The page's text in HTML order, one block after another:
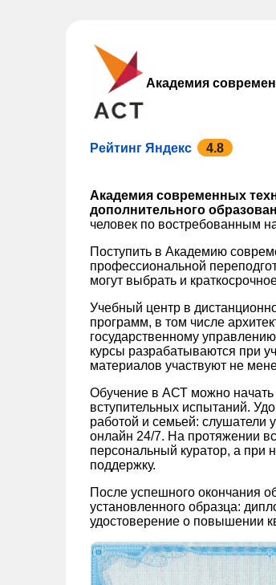
Академия
Рейтинг Яндекс 4.8
Академия современных
дополнительного
человек по востребованным
Поступить в Академию
профессиональной
могут выбрать и
Учебный центр в
программ, в том числе
государственному
курсы разрабатываются при
материалов участвуют не
Обучение в АСТ можно
вступительных испытаний.
работой и семьей: слушатели
онлайн 24/7. На протяжении
персональный куратор, а при
поддержку.
После успешного окончания
установленного образца:
удостоверение о повышении